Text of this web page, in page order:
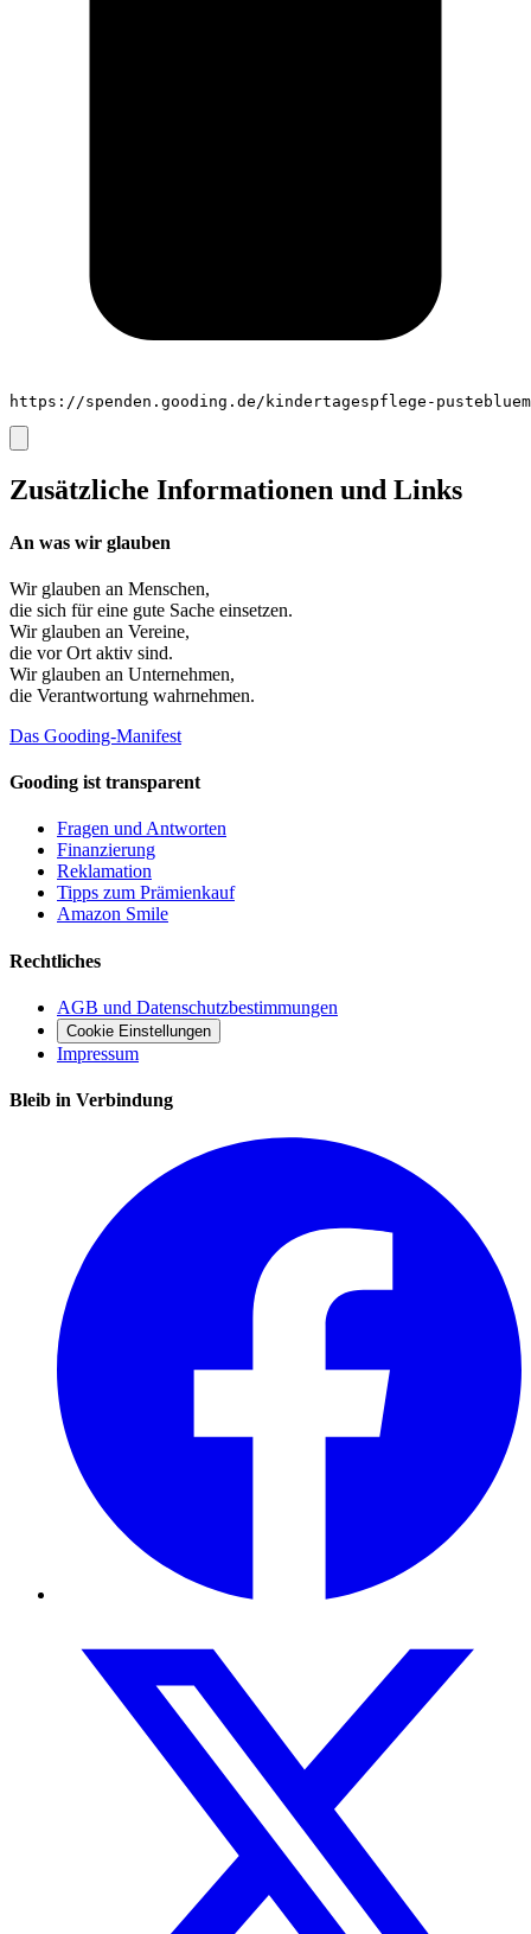
https://spenden.gooding.de/kindertagespflege-
Zusätzliche Informationen und Links
An was wir glauben
Wir glauben an Menschen,
die sich für eine gute Sache einsetzen.
Wir glauben an Vereine,
die vor Ort aktiv sind.
Wir glauben an Unternehmen,
die Verantwortung wahrnehmen.
Das Gooding-Manifest
Gooding ist transparent
Fragen und Antworten
Finanzierung
Reklamation
Tipps zum Prämienkauf
Amazon Smile
Rechtliches
AGB und Datenschutzbestimmungen
Cookie Einstellungen
Impressum
Bleib in Verbindung